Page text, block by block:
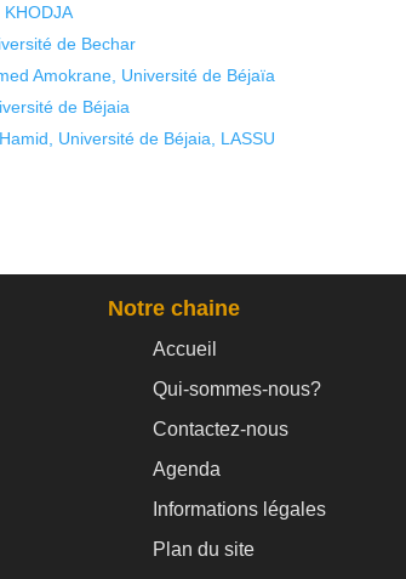
de Bechar
Amokrane, Université de Béjaïa
de Béjaia
Université de Béjaia, LASSU
Notre chaine
Accueil
Qui-sommes-nous?
Contactez-nous
Agenda
Informations légales
Plan du site